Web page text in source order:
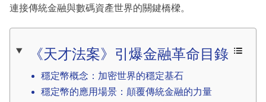
連接傳統金融與數碼資產世界的關鍵橋樑。
《天才法案》引爆金融革命目錄
穩定幣概念：加密世界的穩定基石
穩定幣的應用場景：顛覆傳統金融的力量